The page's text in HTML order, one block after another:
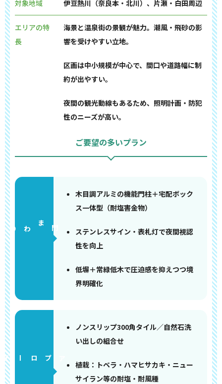
対象地域 伊豆熱川（奈良本・北川）、片瀬・白田周辺
エリアの特
長
海景と温泉街の景観が魅力。潮風・飛砂の影
響を受けやすい立地。
区画は中小規模が中心で、間口や道路幅に制
約が出やすい。
夜間の観光動線もあるため、照明計画・防犯
性のニーズが高い。
ご要望の多いプラン
門まわり
木目調アルミの機能門柱＋宅配ボック
ス一体型（耐塩害金物）
ステンレスサイン・表札灯で夜間視認
性を向上
低塀＋常緑低木で圧迫感を抑えつつ境
界明確化
アプローチ
ノンスリップ300角タイル／自然石洗
い出しの組合せ
植栽：トベラ・ハマヒサカキ・ニュー
サイラン等の耐塩・耐風種